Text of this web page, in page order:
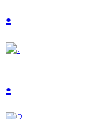
.
.